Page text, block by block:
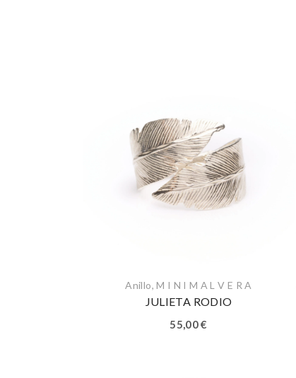
Anillo,M I N I M A L V E R A
JULIETA RODIO
55,00€